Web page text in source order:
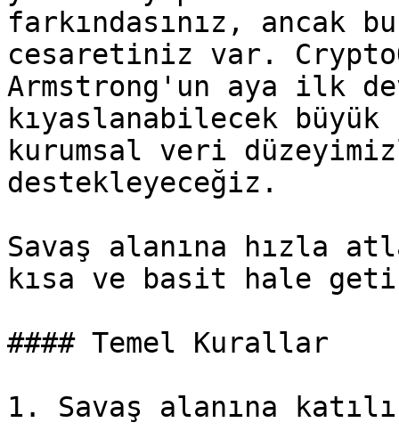
farkındasınız, ancak
cesaretiniz var.
Armstrong'un aya ilk
kıyaslanabilecek
kurumsal veri
destekleyeceğiz.
Savaş alanına hızla
kısa ve basit hale
#### Temel Kurallar
1. Savaş alanına